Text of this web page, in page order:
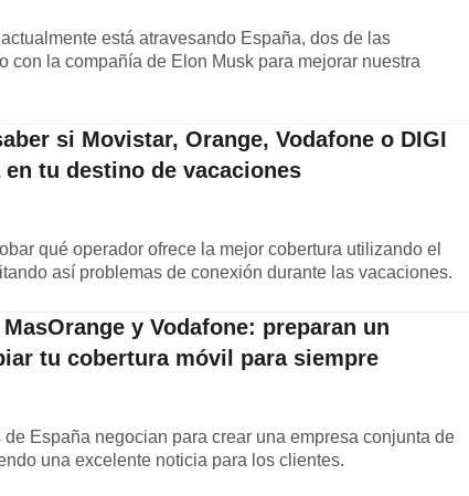
está atravesando España, dos de las
con la compañía de Elon Musk para mejorar nuestra
si Movistar, Orange, Vodafone o DIGI
tu destino de vacaciones
qué operador ofrece la mejor cobertura utilizando el
así problemas de conexión durante las vacaciones.
y Vodafone: preparan un
tu cobertura móvil para siempre
España negocian para crear una empresa conjunta de
una excelente noticia para los clientes.